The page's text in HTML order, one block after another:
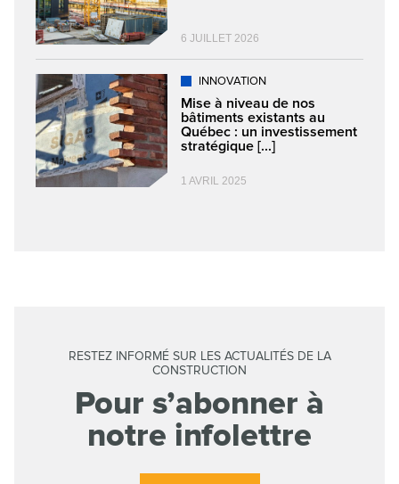
6 JUILLET 2026
INNOVATION
Mise à niveau de nos
bâtiments existants au
Québec : un investissement
stratégique [...]
1 AVRIL 2025
RESTEZ INFORMÉ SUR LES ACTUALITÉS DE LA
CONSTRUCTION
Pour s’abonner à
notre infolettre